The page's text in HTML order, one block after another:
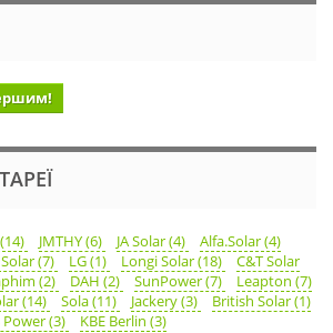
JMTHY (6) JA Solar (4)
Alfa.Solar (4)
(7) LG (1) Longi Solar (18)
C&T Solar
(2) DAH (2) SunPower (7)
Leapton (7)
(14) Sola (11) Jackery (3)
British Solar (1)
Power (3) KBE Berlin (3)